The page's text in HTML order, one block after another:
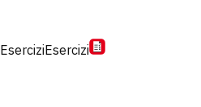
EserciziEsercizi